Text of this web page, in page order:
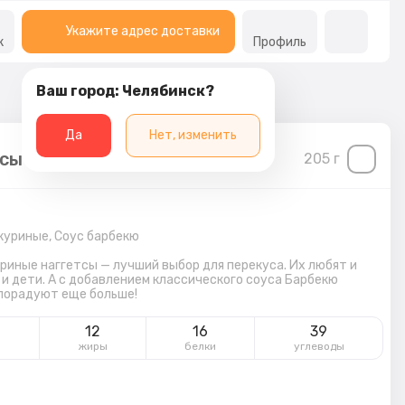
Укажите адрес доставки
Ваш город: Челябинск?
Да Нет, изменить
Профиль
с соусом 8 шт 205 г
Соус барбекю
наггетсы — лучший выбор для перекуса. Их любят и
дети. А с добавлением классического соуса Барбекю
еще больше!
12
жиры
16
белки
39
углеводы